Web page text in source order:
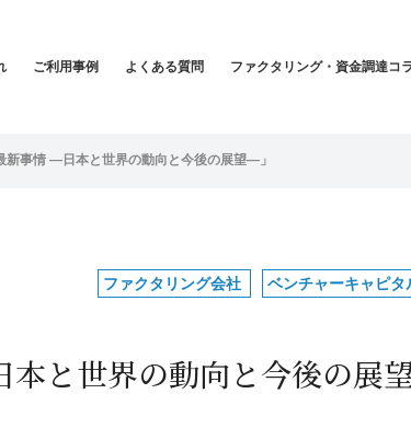
ご利用事例 よくある質問 ファクタリング・資金調達コ
新事情 ―日本と世界の動向と今後の展望―」
ファクタリング会社 ベンチャーキャピタ
本と世界の動向と今後の展